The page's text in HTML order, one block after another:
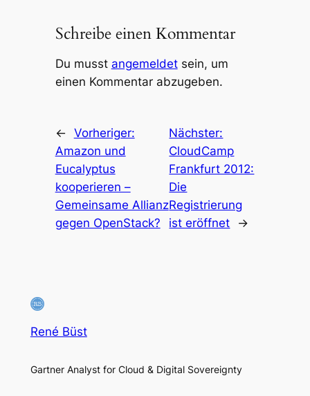
Schreibe einen Kommentar
Du musst angemeldetsein, um
einen Kommentar abzugeben.
← Vorheriger:
Amazon und
Eucalyptus
kooperieren –
Gemeinsame Allianz
gegen OpenStack?
Nächster:
CloudCamp
Frankfurt 2012:
Die
Registrierung
ist eröffnet
→
René Büst
Gartner Analyst for Cloud & Digital Sovereignty